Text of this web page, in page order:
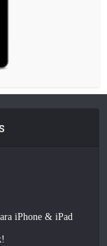
iPhone & iPad